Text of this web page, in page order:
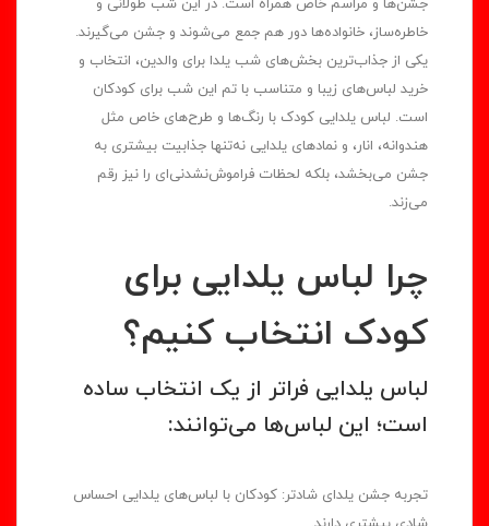
خاطره‌ساز، خانواده‌ها دور هم جمع می‌شوند و جشن می‌گیرند.
یکی از جذاب‌ترین بخش‌های شب یلدا برای والدین، انتخاب و
خرید لباس‌های زیبا و متناسب با تم این شب برای کودکان
است. لباس یلدایی کودک با رنگ‌ها و طرح‌های خاص مثل
هندوانه، انار، و نمادهای یلدایی نه‌تنها جذابیت بیشتری به
جشن می‌بخشد، بلکه لحظات فراموش‌نشدنی‌ای را نیز رقم
می‌زند.
چرا لباس یلدایی برای
کودک انتخاب کنیم؟
لباس یلدایی فراتر از یک انتخاب ساده
است؛ این لباس‌ها می‌توانند:
تجربه جشن یلدای شادتر: کودکان با لباس‌های یلدایی احساس